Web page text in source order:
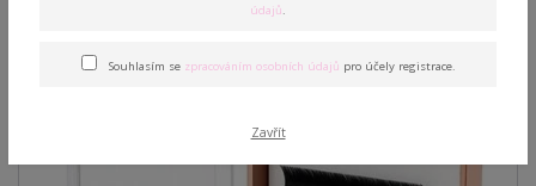
údajů.
Souhlasím se zpracováním osobních údajů pro účely registrace.
Zavřít